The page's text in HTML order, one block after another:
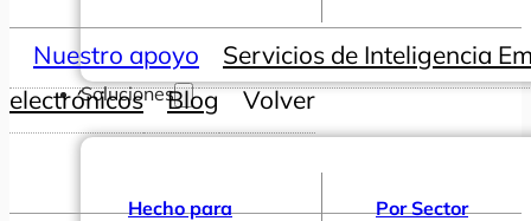
Soluciones
Hecho para
Por Sector
Nuestro apoyo
Servicios de Inteligencia
electrónicos
Blog Volver